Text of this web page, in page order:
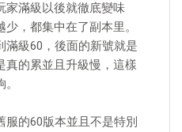
家滿級以後就徹底變味
，都集中在了副本里。
滿級60，後面的新號就是
真的累並且升級慢，這樣
的60版本並且不是特別